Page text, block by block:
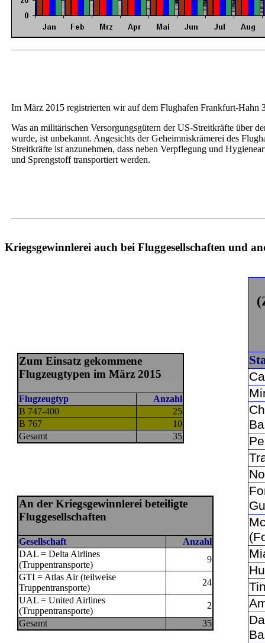
Im März 2015 registrierten wir auf dem Flughafen Frankfurt-Hahn
Was an militärischen Versorgungsgütern der US-Streitkräfte über
wurde, ist unbekannt. Angesichts der Geheimniskrämerei des
Streitkräfte ist anzunehmen, dass neben Verpflegung und
und Sprengstoff transportiert werden.
Kriegsgewinnlerei auch bei Fluggesellschaften und
Zum Einsatz gekommene
Flugzeugtypen im März 2015
Flugzeugtyp
Anzahl
B 747-400
25
B 767
10
Gesamt
35
An der Kriegsgewinnlerei beteiligte
Fluggesellschaften
Gesellschaft
Anzahl
DAL = Delta Airlines
(Truppentransporte)
9
GTI = Atlas Air (teilweise
Truppentransporte)
24
UAL = United Airlines
(Truppentransporte)
2
Gesamt
35